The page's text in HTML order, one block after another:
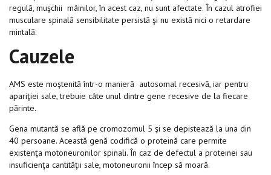
regulă, muşchii mâinilor, în acest caz, nu sunt afectate. În cazul atrofiei
musculare spinală sensibilitate persistă şi nu există nici o retardare
mintală.
Cauzele
AMS este moştenită într-o manieră autosomal recesivă, iar pentru
apariţiei sale, trebuie câte unul dintre gene recesive de la fiecare
părinte.
Gena mutantă se află pe cromozomul 5 şi se depistează la una din
40 persoane. Această genă codifică o proteină care permite
existenţa motoneuronilor spinali. În caz de defectul a proteinei sau
insuficienţa cantităţii sale, motoneuronii încep să moară.